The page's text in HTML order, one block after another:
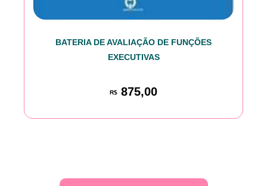
BATERIA DE AVALIAÇÃO DE FUNÇÕES
EXECUTIVAS
R$ 875,00